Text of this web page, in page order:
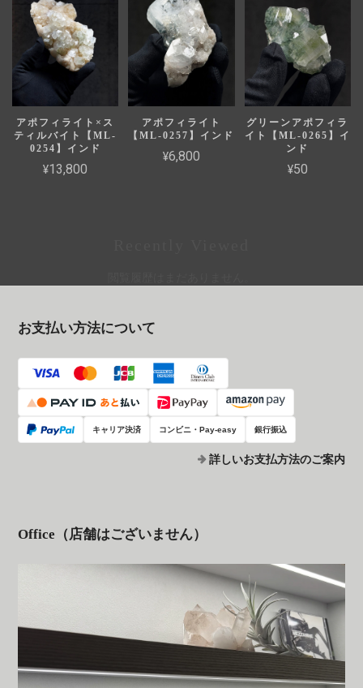
アポフィライト×ス
ティルバイト【ML-
0254】インド
¥13,800
アポフィライト
【ML-0257】インド
¥6,800
グリーンアポフィラ
イト【ML-0265】イ
ンド
¥50
お支払い方法について
キャリア決済 コンビニ・Pay-easy 銀行振込
詳しいお支払方法のご案内
Office（店舗はございません）